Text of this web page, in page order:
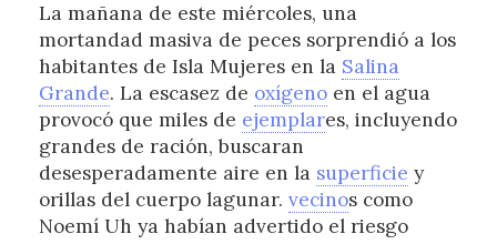
La mañana de este miércoles, una
mortandad masiva de peces sorprendió a los
habitantes de Isla Mujeres en la Salina
Grande. La escasez de oxígenoen el agua
provocó que miles de ejemplares, incluyendo
grandes de ración, buscaran
desesperadamente aire en la superficie y
orillas del cuerpo lagunar. vecinos como
Noemí Uh ya habían advertido el riesgo